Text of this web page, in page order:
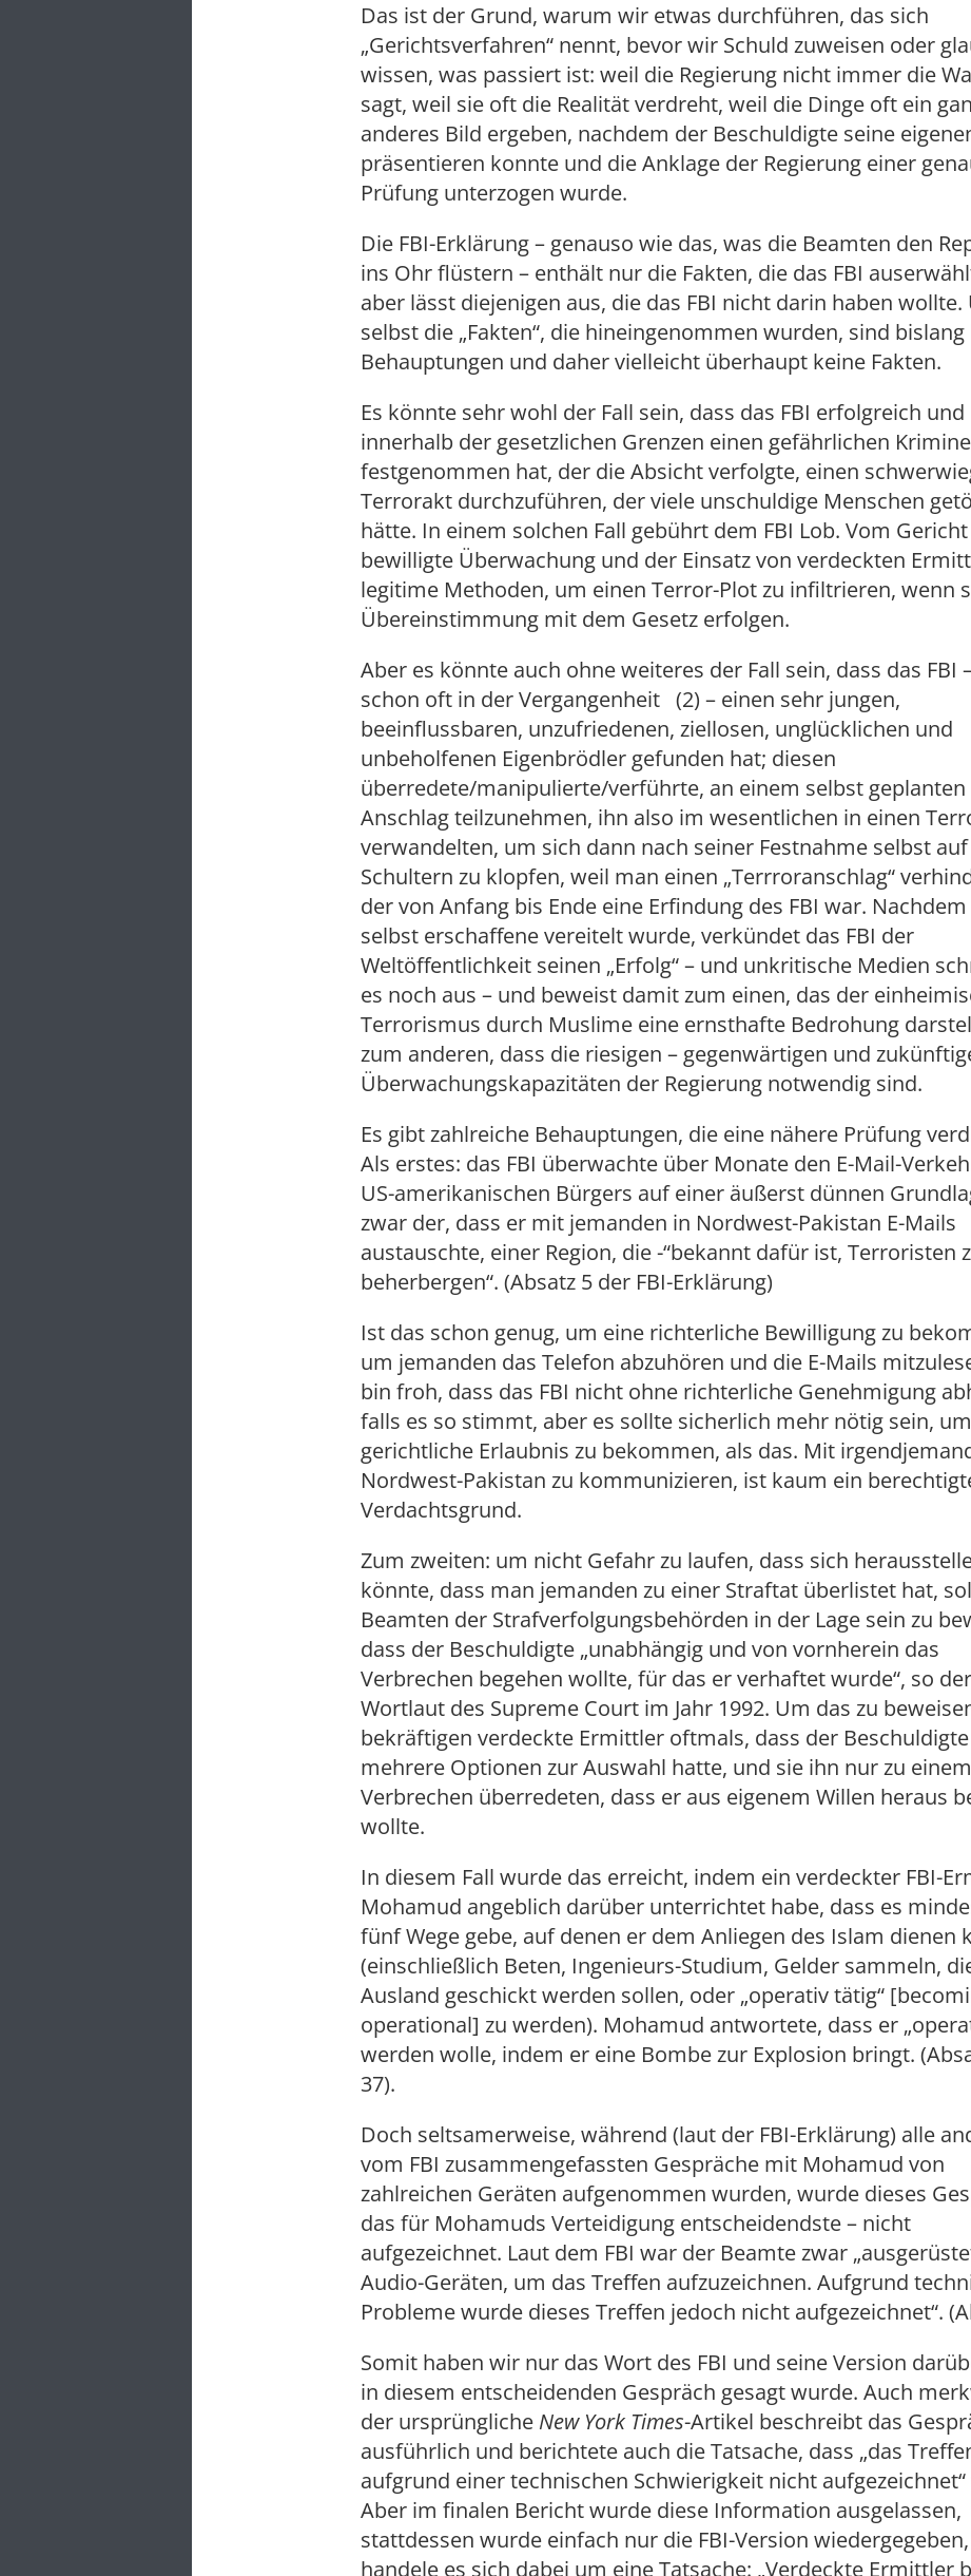
Das ist der Grund, warum wir etwas durchführen, das sich
„Gerichtsverfahren“ nennt, bevor wir Schuld zuweisen oder
wissen, was passiert ist: weil die Regierung nicht immer die
sagt, weil sie oft die Realität verdreht, weil die Dinge oft ein
anderes Bild ergeben, nachdem der Beschuldigte seine
präsentieren konnte und die Anklage der Regierung einer
Prüfung unterzogen wurde.
Die FBI-Erklärung – genauso wie das, was die Beamten den
ins Ohr flüstern – enthält nur die Fakten, die das FBI
aber lässt diejenigen aus, die das FBI nicht darin haben wollte.
selbst die „Fakten“, die hineingenommen wurden, sind
Behauptungen und daher vielleicht überhaupt keine Fakten.
Es könnte sehr wohl der Fall sein, dass das FBI erfolgreich und
innerhalb der gesetzlichen Grenzen einen gefährlichen
festgenommen hat, der die Absicht verfolgte, einen
Terrorakt durchzuführen, der viele unschuldige Menschen
hätte. In einem solchen Fall gebührt dem FBI Lob. Vom Gericht
bewilligte Überwachung und der Einsatz von verdeckten
legitime Methoden, um einen Terror-Plot zu infiltrieren, wenn
Übereinstimmung mit dem Gesetz erfolgen.
Aber es könnte auch ohne weiteres der Fall sein, dass das FBI
schon oft in der Vergangenheit (2) – einen sehr jungen,
beeinflussbaren, unzufriedenen, ziellosen, unglücklichen und
unbeholfenen Eigenbrödler gefunden hat; diesen
überredete/manipulierte/verführte, an einem selbst geplanten
Anschlag teilzunehmen, ihn also im wesentlichen in einen
verwandelten, um sich dann nach seiner Festnahme selbst
Schultern zu klopfen, weil man einen „Terrroranschlag“
der von Anfang bis Ende eine Erfindung des FBI war.
selbst erschaffene vereitelt wurde, verkündet das FBI der
Weltöffentlichkeit seinen „Erfolg“ – und unkritische Medien
es noch aus – und beweist damit zum einen, das der
Terrorismus durch Muslime eine ernsthafte Bedrohung
zum anderen, dass die riesigen – gegenwärtigen und
Überwachungskapazitäten der Regierung notwendig sind.
Es gibt zahlreiche Behauptungen, die eine nähere Prüfung
Als erstes: das FBI überwachte über Monate den E-Mail-
US-amerikanischen Bürgers auf einer äußerst dünnen
zwar der, dass er mit jemanden in Nordwest-Pakistan E-Mails
austauschte, einer Region, die -“bekannt dafür ist, Terroristen
beherbergen“. (Absatz 5 der FBI-Erklärung)
Ist das schon genug, um eine richterliche Bewilligung zu
um jemanden das Telefon abzuhören und die E-Mails
bin froh, dass das FBI nicht ohne richterliche Genehmigung
falls es so stimmt, aber es sollte sicherlich mehr nötig sein,
gerichtliche Erlaubnis zu bekommen, als das. Mit
Nordwest-Pakistan zu kommunizieren, ist kaum ein
Verdachtsgrund.
Zum zweiten: um nicht Gefahr zu laufen, dass sich
könnte, dass man jemanden zu einer Straftat überlistet hat,
Beamten der Strafverfolgungsbehörden in der Lage sein zu
dass der Beschuldigte „unabhängig und von vornherein das
Verbrechen begehen wollte, für das er verhaftet wurde“, so der
Wortlaut des Supreme Court im Jahr 1992. Um das zu
bekräftigen verdeckte Ermittler oftmals, dass der Beschuldigte
mehrere Optionen zur Auswahl hatte, und sie ihn nur zu einem
Verbrechen überredeten, dass er aus eigenem Willen heraus
wollte.
In diesem Fall wurde das erreicht, indem ein verdeckter FBI-
Mohamud angeblich darüber unterrichtet habe, dass es
fünf Wege gebe, auf denen er dem Anliegen des Islam dienen
(einschließlich Beten, Ingenieurs-Studium, Gelder sammeln,
Ausland geschickt werden sollen, oder „operativ tätig“
operational] zu werden). Mohamud antwortete, dass er
werden wolle, indem er eine Bombe zur Explosion bringt.
37).
Doch seltsamerweise, während (laut der FBI-Erklärung) alle
vom FBI zusammengefassten Gespräche mit Mohamud von
zahlreichen Geräten aufgenommen wurden, wurde dieses
das für Mohamuds Verteidigung entscheidendste – nicht
aufgezeichnet. Laut dem FBI war der Beamte zwar
Audio-Geräten, um das Treffen aufzuzeichnen. Aufgrund
Probleme wurde dieses Treffen jedoch nicht aufgezeichnet“.
Somit haben wir nur das Wort des FBI und seine Version
in diesem entscheidenden Gespräch gesagt wurde. Auch
der ursprüngliche New York Times-Artikel beschreibt das
ausführlich und berichtete auch die Tatsache, dass „das
aufgrund einer technischen Schwierigkeit nicht
Aber im finalen Bericht wurde diese Information ausgelassen,
stattdessen wurde einfach nur die FBI-Version
handele es sich dabei um eine Tatsache: „Verdeckte Ermittler